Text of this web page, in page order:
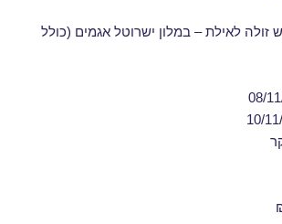
זולה לאילת – במלון ישרוטל אגמים (כולל